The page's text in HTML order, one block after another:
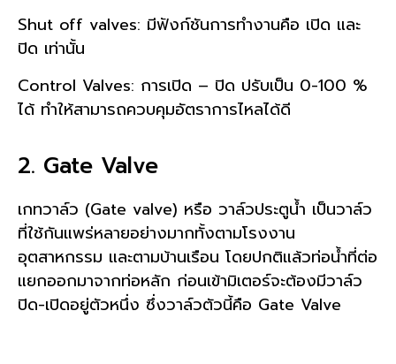
Shut off valves: มีฟังก์ชันการทำงานคือ เปิด และ
ปิด เท่านั้น
Control Valves: การเปิด – ปิด ปรับเป็น 0-100 %
ได้ ทำให้สามารถควบคุมอัตราการไหลได้ดี
2. Gate Valve
เกทวาล์ว (Gate valve) หรือ วาล์วประตูน้ำ เป็นวาล์ว
ที่ใช้กันแพร่หลายอย่างมากทั้งตามโรงงาน
อุตสาหกรรม และตามบ้านเรือน โดยปกติแล้วท่อน้ำที่ต่อ
แยกออกมาจากท่อหลัก ก่อนเข้ามิเตอร์จะต้องมีวาล์ว
ปิด-เปิดอยู่ตัวหนึ่ง ซึ่งวาล์วตัวนี้คือ Gate Valve